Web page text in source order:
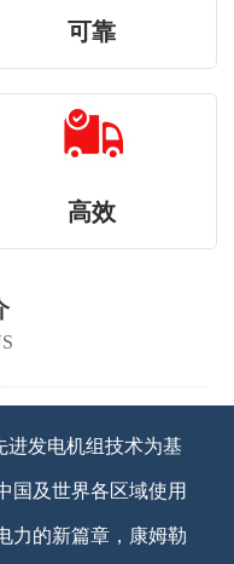
可靠
高效
发电机组技术为基
国及世界各区域使用
力的新篇章，康姆勒